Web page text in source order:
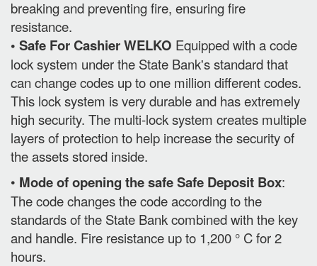
breaking and preventing fire, ensuring fire
resistance.
• Safe For Cashier WELKO Equipped with a code
lock system under the State Bank's standard that
can change codes up to one million different codes.
This lock system is very durable and has extremely
high security. The multi-lock system creates multiple
layers of protection to help increase the security of
the assets stored inside.
• Mode of opening the safe Safe Deposit Box:
The code changes the code according to the
standards of the State Bank combined with the key
and handle. Fire resistance up to 1,200 ° C for 2
hours.